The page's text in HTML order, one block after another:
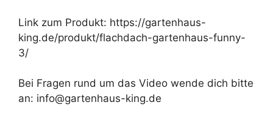
Link zum Produkt: https://gartenhaus-
king.de/produkt/flachdach-gartenhaus-funny-
3/
Bei Fragen rund um das Video wende dich bitte
an: info@gartenhaus-king.de